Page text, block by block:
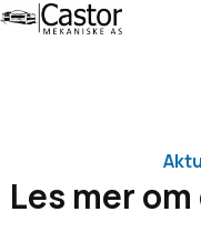
Les mer